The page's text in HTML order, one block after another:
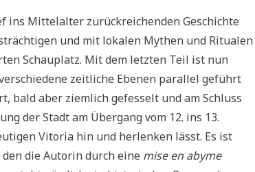
ins Mittelalter zurückreichenden Geschichte
und mit lokalen Mythen und Ritualen
Schauplatz. Mit dem letzten Teil ist nun
zeitliche Ebenen parallel geführt
bald aber ziemlich gefesselt und am Schluss
der Stadt am Übergang vom 12. ins 13.
Vitoria hin und herlenken lässt. Es ist
die Autorin durch eine mise en abyme